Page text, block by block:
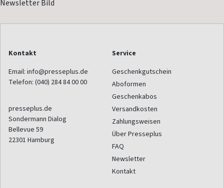
Kontakt
Email: info@presseplus.de
Telefon: (040) 284 84 00 00
presseplus.de
Sondermann Dialog
Bellevue 59
22301 Hamburg
Service
Geschenkgutschein
Aboformen
Geschenkabos
Versandkosten
Zahlungsweisen
Über Presseplus
FAQ
Newsletter
Kontakt